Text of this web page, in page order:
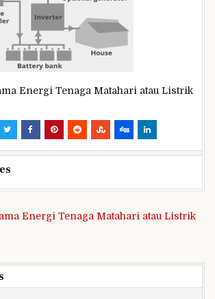
Energi Tenaga Matahari atau Listrik
Energi Tenaga Matahari atau Listrik